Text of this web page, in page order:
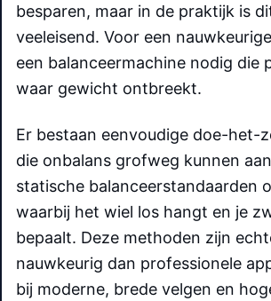
besparen, maar in de praktijk is
veeleisend. Voor een
een balanceermachine nodig die
waar gewicht ontbreekt.
Er bestaan eenvoudige doe-het-
die onbalans grofweg kunnen
statische balanceerstandaarden
waarbij het wiel los hangt en je
bepaalt. Deze methoden zijn
nauwkeurig dan professionele
bij moderne, brede velgen en